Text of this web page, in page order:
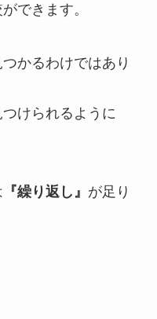
できます。
かるわけではあり
けられるように
『繰り返し』 が足り